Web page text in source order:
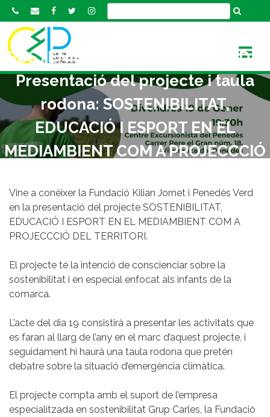
k
n
t
e
SOSTENIBILITAT PENEDÈS VERD –
Presentació del projecte i taula
rodona: SOSTENIBILITAT,
EDUCACIÓ I ESPORT EN EL
MEDIAMBIENT COM A PROJECCCIÓ
Vine a conèixer la Fundació Kilian Jornet i Penedès Verd
en la presentació del projecte SOSTENIBILITAT,
EDUCACIÓ I ESPORT EN EL MEDIAMBIENT COM A
PROJECCCIÓ DEL TERRITORI.
El projecte té la intenció de conscienciar sobre la
sostenibilitat i en especial enfocat als infants de la
comarca.
L’acte del dia 19 consistirà a presentar les activitats que
es faran al llarg de l’any en el marc d’aquest projecte, i
seguidament hi haurà una taula rodona que pretén
debatre sobre la situació d’emergència climàtica.
El projecte compta amb el suport de l’empresa
especialitzada en sostenibilitat Grup Carles, la Fundació